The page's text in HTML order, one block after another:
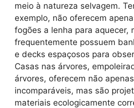
meio à natureza selvagem.
exemplo, não oferecem
fogões a lenha para aquecer,
frequentemente possuem
e decks espaçosos para
Casas nas árvores,
árvores, oferecem não
incomparáveis, mas são
materiais ecologicamente